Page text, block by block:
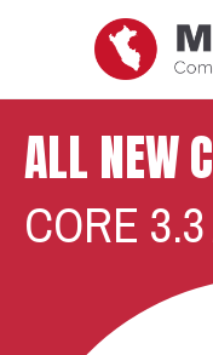
ALL NEW
CORE